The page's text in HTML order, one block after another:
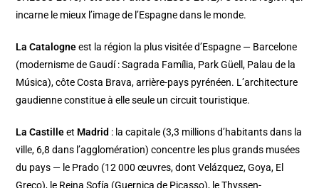
incarne le mieux l’image de l’Espagne dans le monde.
La Catalogneest la région la plus visitée d’Espagne — Barcelone
(modernisme de Gaudí : Sagrada Família, Park Güell, Palau de la
Música), côte Costa Brava, arrière-pays pyrénéen. L’architecture
gaudienne constitue à elle seule un circuit touristique.
La Castilleet Madrid : la capitale (3,3 millions d’habitants dans la
ville, 6,8 dans l’agglomération) concentre les plus grands musées
du pays — le Prado (12 000 œuvres, dont Velázquez, Goya, El
Greco), le Reina Sofía (Guernica de Picasso), le Thyssen-